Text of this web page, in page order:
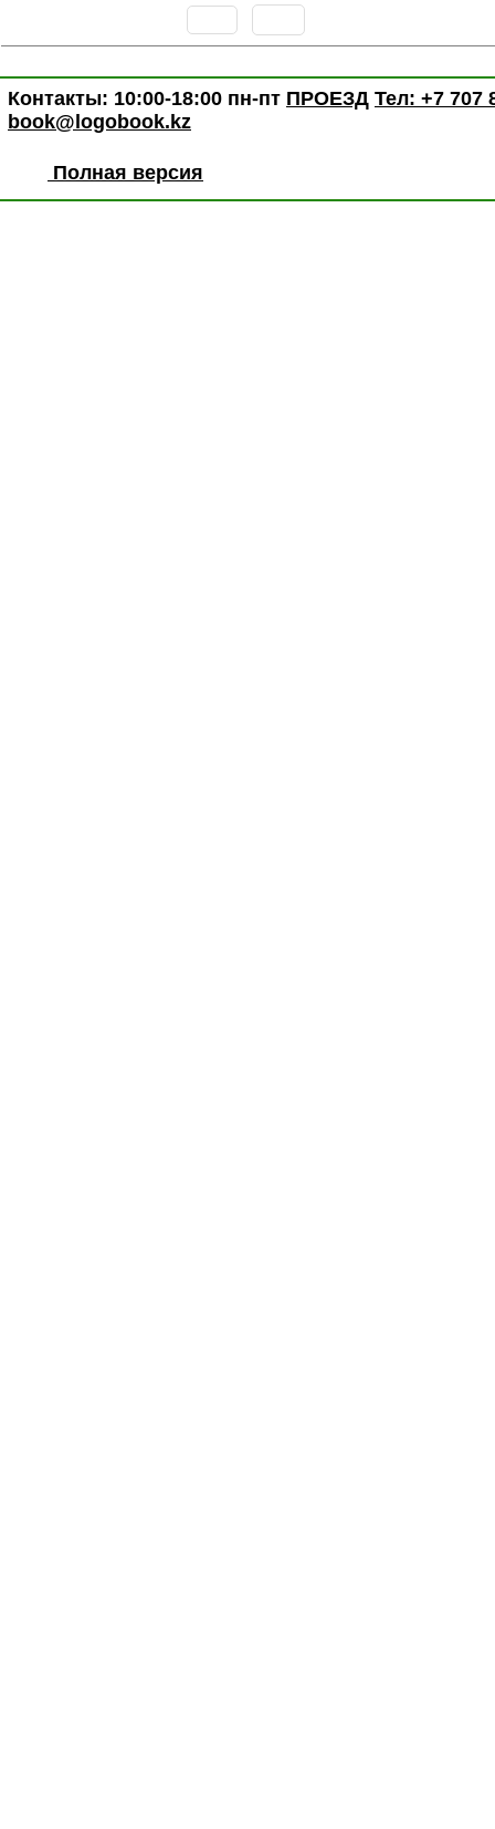
Контакты: 10:00-18:00 пн-пт ПРОЕЗД Тел: +7 707
book@logobook.kz
Полная версия